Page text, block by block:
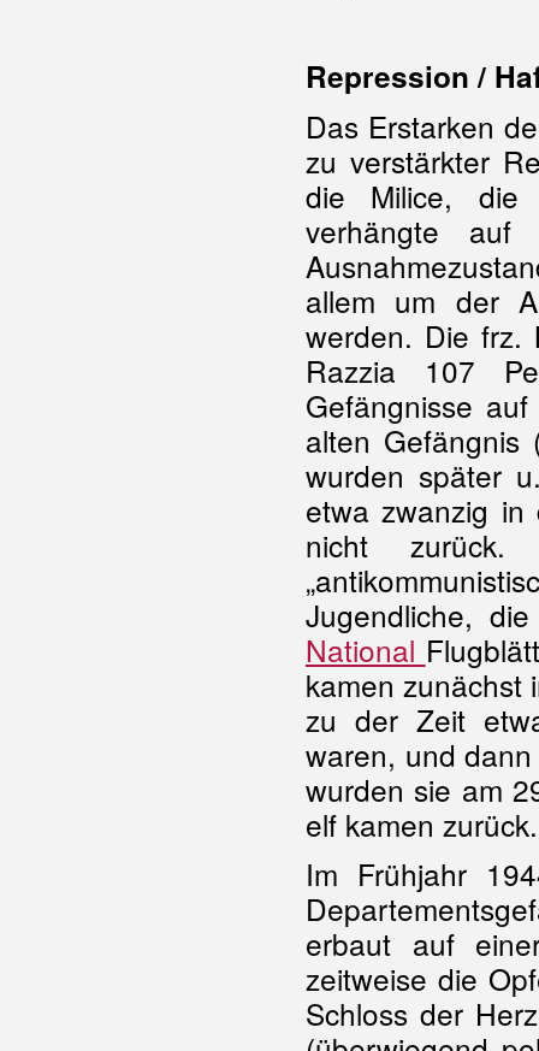
Repression /
Das Erstarken
zu verstärkter
die Milice, die
verhängte
allem um der
werden. Die frz.
Razzia 107
Gefängnisse
alten Gefängnis
wurden später
etwa zwanzig in
nicht
Jugendliche,
National
kamen zunächst
zu der Zeit
waren, und
wurden sie am
elf kamen
Im Frühjahr
erbaut auf
zeitweise die
Schloss der